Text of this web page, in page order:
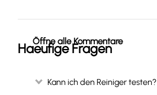
Öffne alle Kommentare
Haeufige Fragen
Kann ich den Reiniger testen?